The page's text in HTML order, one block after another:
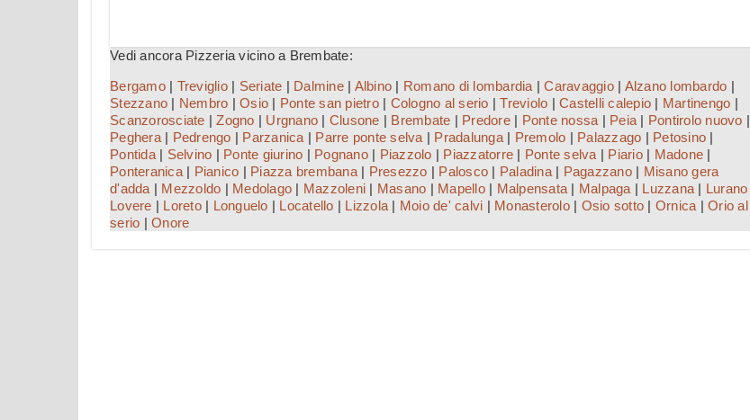
Vedi ancora Pizzeria vicino a Brembate:
Bergamo| Treviglio| Seriate | Dalmine| Albino | Romano di lombardia |Caravaggio| Alzano lombardo |
Stezzano | Nembro | Osio | Ponte san pietro| Cologno al serio |Treviolo | Castelli calepio | Martinengo |
Scanzorosciate |Zogno | Urgnano | Clusone | Brembate | Predore| Ponte nossa | Peia | Pontirolo nuovo |
Peghera| Pedrengo | Parzanica | Parre ponte selva | Pradalunga| Premolo | Palazzago | Petosino |
Pontida| Selvino | Ponte giurino | Pognano| Piazzolo | Piazzatorre | Ponte selva | Piario| Madone |
Ponteranica| Pianico | Piazza brembana| Presezzo | Palosco | Paladina| Pagazzano| Misano gera
d'adda | Mezzoldo | Medolago | Mazzoleni | Masano | Mapello| Malpensata | Malpaga | Luzzana | Lurano
Lovere | Loreto| Longuelo | Locatello | Lizzola | Moio de' calvi | Monasterolo| Osio sotto | Ornica | Orio al
serio | Onore